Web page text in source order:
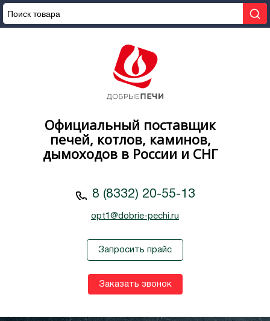
Официальный поставщик
печей, котлов, каминов,
дымоходов в России и СНГ
8 (8332) 20-55-13
opt1@dobrie-pechi.ru
Запросить прайс
Заказать звонок